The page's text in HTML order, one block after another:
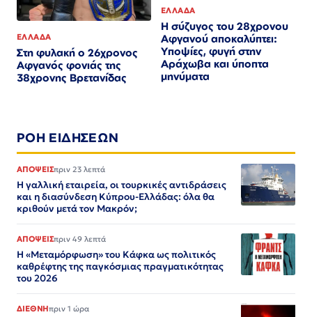
ΕΛΛΑΔΑ
Στη φυλακή ο 26χρονος
Αφγανός φονιάς της
38χρονης Βρετανίδας
ΕΛΛΑΔΑ
Η σύζυγος του 28χρονου
Αφγανού αποκαλύπτει:
Υποψίες, φυγή στην
Αράχωβα και ύποπτα
μηνύματα
ΡΟΗ ΕΙΔΗΣΕΩΝ
ΑΠΟΨΕΙΣπριν 23 λεπτά
Η γαλλική εταιρεία, οι τουρκικές αντιδράσεις
και η διασύνδεση Κύπρου-Ελλάδας: όλα θα
κριθούν μετά τον Μακρόν;
ΑΠΟΨΕΙΣπριν 49 λεπτά
Η «Μεταμόρφωση» του Κάφκα ως πολιτικός
καθρέφτης της παγκόσμιας πραγματικότητας
του 2026
ΔΙΕΘΝΗπριν 1 ώρα